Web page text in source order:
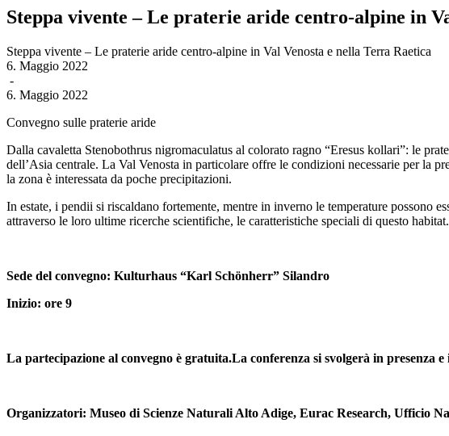
Steppa vivente – Le praterie aride centro-alpine in
Steppa vivente – Le praterie aride centro-alpine in Val Venosta e nella Terra Raetica
6. Maggio 2022
-
6. Maggio 2022
Convegno sulle praterie aride
Dalla cavaletta Stenobothrus nigromaculatus al colorato ragno “Eresus kollari”: le
dell’Asia centrale. La Val Venosta in particolare offre le condizioni necessarie per la
la zona è interessata da poche precipitazioni.
In estate, i pendii si riscaldano fortemente, mentre in inverno le temperature possono
attraverso le loro ultime ricerche scientifiche, le caratteristiche speciali di questo habitat.
Sede del convegno: Kulturhaus “Karl Schönherr” Silandro
Inizio: ore 9
La partecipazione al convegno è gratuita.La conferenza si svolgerà in presenza e
Organizzatori: Museo di Scienze Naturali Alto Adige, Eurac Research, Ufficio